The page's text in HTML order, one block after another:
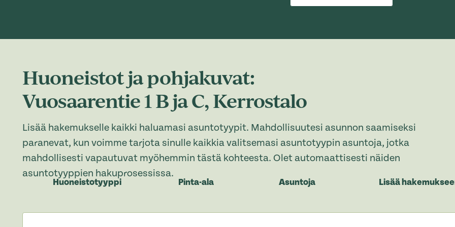
Huoneistot ja pohjakuvat:
Vuosaarentie 1 B ja C, Kerrostalo
Lisää hakemukselle kaikki haluamasi asuntotyypit. Mahdollisuutesi asunnon saamiseksi
paranevat, kun voimme tarjota sinulle kaikkia valitsemasi asuntotyypin asuntoja, jotka
mahdollisesti vapautuvat myöhemmin tästä kohteesta. Olet automaattisesti näiden
asuntotyyppien hakuprosessissa.
Huoneistotyyppi Pinta-ala Asuntoja Lisää